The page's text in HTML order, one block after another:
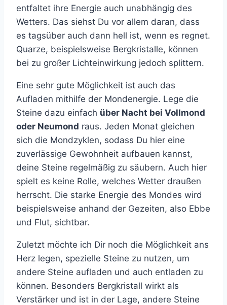
entfaltet ihre Energie auch unabhängig des
Wetters. Das siehst Du vor allem daran, dass
es tagsüber auch dann hell ist, wenn es regnet.
Quarze, beispielsweise Bergkristalle, können
bei zu großer Lichteinwirkung jedoch splittern.
Eine sehr gute Möglichkeit ist auch das
Aufladen mithilfe der Mondenergie. Lege die
Steine dazu einfach über Nacht bei Vollmond
oder Neumond raus. Jeden Monat gleichen
sich die Mondzyklen, sodass Du hier eine
zuverlässige Gewohnheit aufbauen kannst,
deine Steine regelmäßig zu säubern. Auch hier
spielt es keine Rolle, welches Wetter draußen
herrscht. Die starke Energie des Mondes wird
beispielsweise anhand der Gezeiten, also Ebbe
und Flut, sichtbar.
Zuletzt möchte ich Dir noch die Möglichkeit ans
Herz legen, spezielle Steine zu nutzen, um
andere Steine aufladen und auch entladen zu
können. Besonders Bergkristall wirkt als
Verstärker und ist in der Lage, andere Steine